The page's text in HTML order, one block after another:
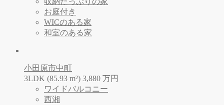
お庭付き
WICのある家
和室のある家
小田原市中町
3LDK (85.93 m²) 3,880 万円
ワイドバルコニー
西湘